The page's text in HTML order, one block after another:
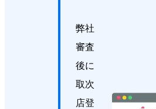
弊社
審査
後に
取次
店登